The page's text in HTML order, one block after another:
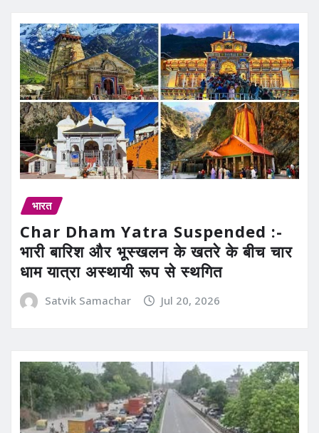
भारत
Char Dham Yatra Suspended :-
भारी बारिश और भूस्खलन के खतरे के बीच चार
धाम यात्रा अस्थायी रूप से स्थगित
Satvik Samachar Jul 20, 2026